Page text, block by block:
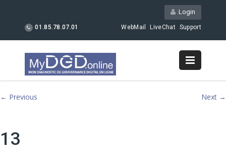
Login
01.85.78.07.01 WebMail LiveChat Support
Image navigation
← Previous Next →
13